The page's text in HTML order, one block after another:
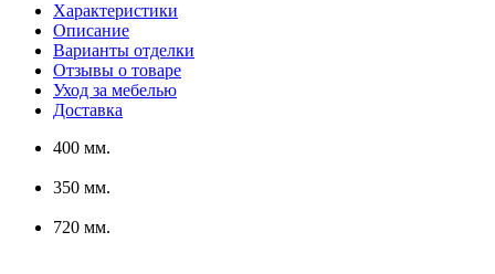
Характеристики
Описание
Варианты отделки
Отзывы о товаре
Уход за мебелью
Доставка
400 мм.
350 мм.
720 мм.